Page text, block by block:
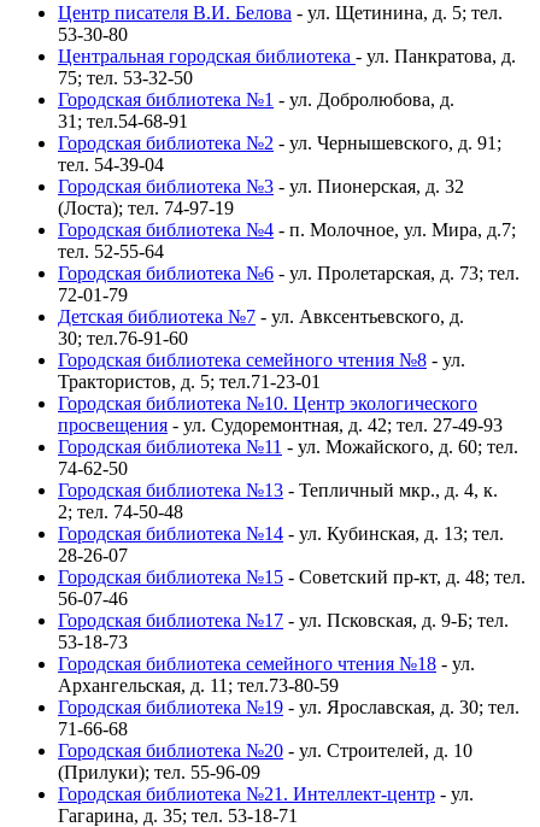
Центр писателя В.И. Белова - ул. Щетинина, д. 5; тел.
53-30-80
Центральная городская библиотека - ул. Панкратова, д.
75; тел. 53-32-50
Городская библиотека №1 - ул. Добролюбова, д.
31; тел.54-68-91
Городская библиотека №2 - ул. Чернышевского, д. 91;
тел. 54-39-04
Городская библиотека №3 - ул. Пионерская, д. 32
(Лоста); тел. 74-97-19
Городская библиотека №4 - п. Молочное, ул. Мира, д.7;
тел. 52-55-64
Городская библиотека №6 - ул. Пролетарская, д. 73; тел.
72-01-79
Детская библиотека №7 - ул. Авксентьевского, д.
30; тел.76-91-60
Городская библиотека семейного чтения №8 - ул.
Трактористов, д. 5; тел.71-23-01
Городская библиотека №10. Центр экологического
просвещения - ул. Судоремонтная, д. 42; тел. 27-49-93
Городская библиотека №11 - ул. Можайского, д. 60; тел.
74-62-50
Городская библиотека №13 - Тепличный мкр., д. 4, к.
2; тел. 74-50-48
Городская библиотека №14 - ул. Кубинская, д. 13; тел.
28-26-07
Городская библиотека №15 - Советский пр-кт, д. 48; тел.
56-07-46
Городская библиотека №17 - ул. Псковская, д. 9-Б; тел.
53-18-73
Городская библиотека семейного чтения №18 - ул.
Архангельская, д. 11; тел.73-80-59
Городская библиотека №19 - ул. Ярославская, д. 30; тел.
71-66-68
Городская библиотека №20 - ул. Строителей, д. 10
(Прилуки); тел. 55-96-09
Городская библиотека №21. Интеллект-центр - ул.
Гагарина, д. 35; тел. 53-18-71